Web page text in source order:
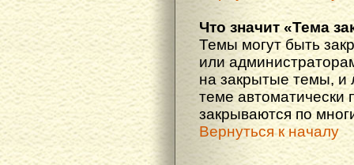
Что значит «Тема
Темы могут быть
или
на закрытые темы, и
теме автоматически
закрываются по
Вернуться к началу